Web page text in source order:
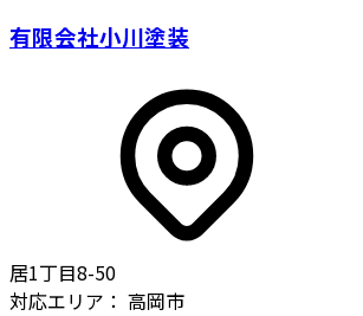
有限会社小川塗装
居1丁目8-50
対応エリア： 高岡市